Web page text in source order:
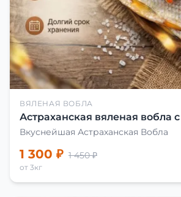
ВЯЛЕНАЯ ВОБЛА
Астраханская вяленая вобла
Вкуснейшая Астраханская Вобла
1 300 ₽ 1 450 ₽
от 3кг